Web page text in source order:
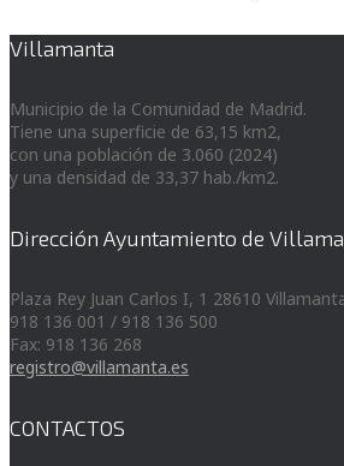
Villamanta
Municipio de la Comunidad de Madrid.
Tiene una superficie de 63,15 km2,
con una población de 3.060 (2024)
y una densidad de 33,37 hab./km2.
Dirección Ayuntamiento de
Plaza Rey Juan Carlos I, 1 28610
918 136 001 / 918 136 500
Fax: 918 136 268
registro@villamanta.es
CONTACTOS